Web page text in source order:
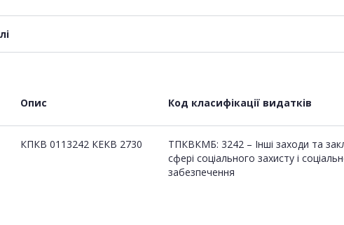
Опис Код класифікації видатків
КПКВ 0113242 КЕКВ 2730
ТПКВКМБ: 3242 – Інші заходи та
сфері соціального захисту і
забезпечення